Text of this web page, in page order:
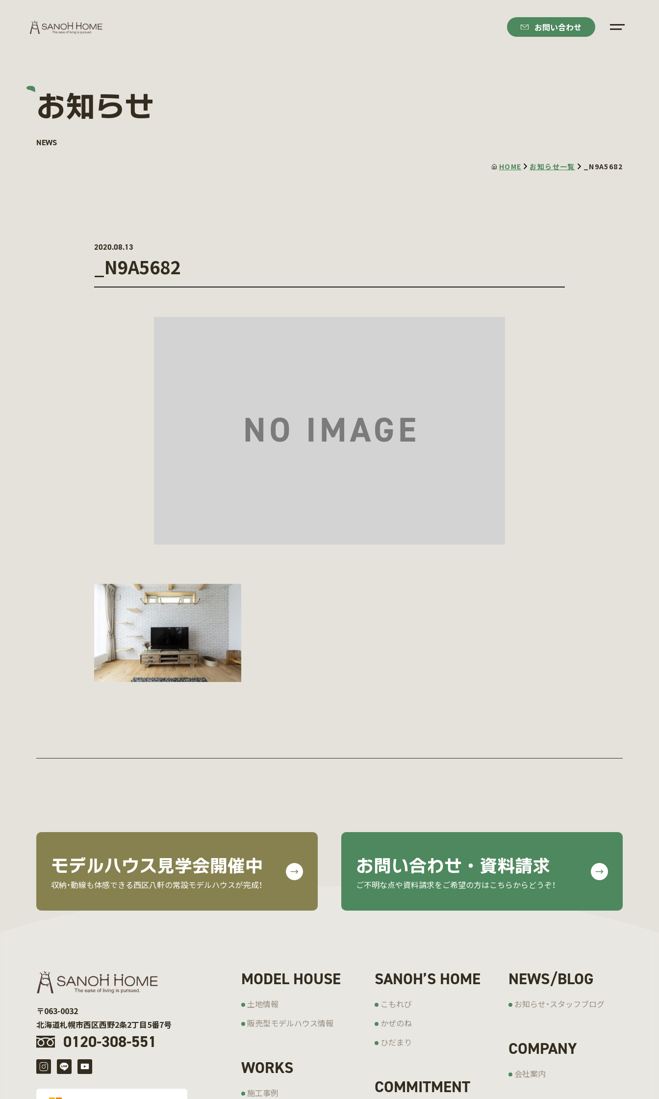
お問い合わせ
お知らせ
NEWS
HOME お知らせ一覧 _N9A5682
2020.08.13
_N9A5682
モデルハウス見学会開催中
収納・動線も体感できる西区八軒の常設モデルハウスが完成！
お問い合わせ・資料請求
ご不明な点や資料請求をご希望の方はこちらからどうぞ！
〒063-0032
北海道札幌市西区西野2条2丁目5番7号
0120-308-551
MODEL HOUSE
土地情報
販売型モデルハウス情報
WORKS
施工事例
SANOH’S HOME
こもれび
かぜのね
ひだまり
COMMITMENT
NEWS/BLOG
お知らせ・スタッフブログ
COMPANY
会社案内